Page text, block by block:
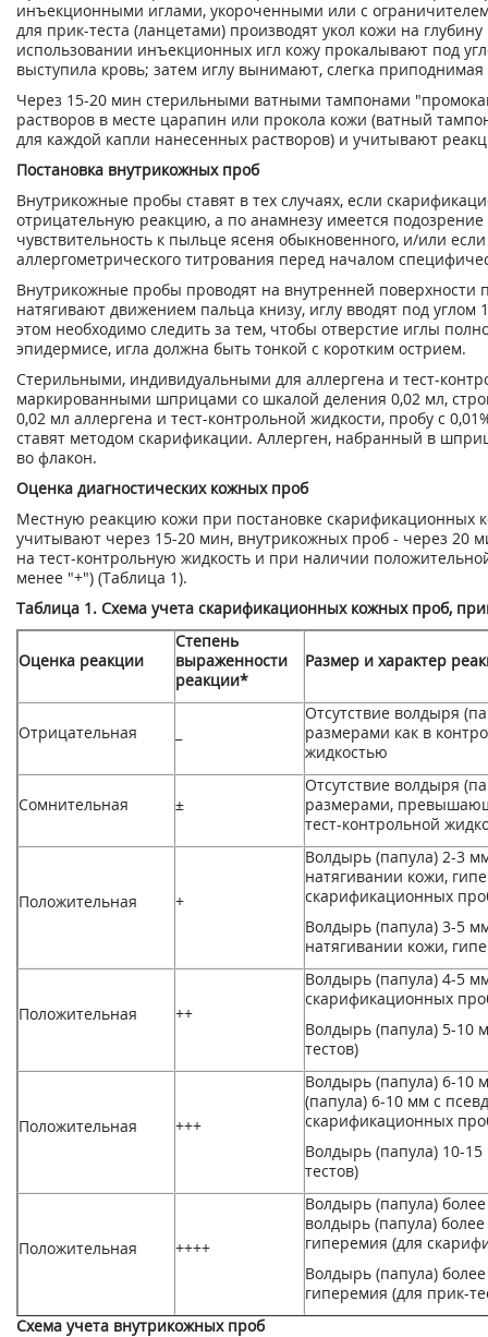
инъекционными иглами, укороченными или с
для прик-теста (ланцетами) производят укол кожи на
использовании инъекционных игл кожу прокалывают под
выступила кровь; затем иглу вынимают, слегка приподнимая
Через 15-20 мин стерильными ватными тампонами
растворов в месте царапин или прокола кожи (ватный
для каждой капли нанесенных растворов) и учитывают
Постановка внутрикожных проб
Внутрикожные пробы ставят в тех случаях, если
отрицательную реакцию, а по анамнезу имеется
чувствительность к пыльце ясеня обыкновенного, и/или
аллергометрического титрования перед началом
Внутрикожные пробы проводят на внутренней поверхности
натягивают движением пальца книзу, иглу вводят под углом
этом необходимо следить за тем, чтобы отверстие иглы
эпидермисе, игла должна быть тонкой с коротким острием.
Стерильными, индивидуальными для аллергена и тест-
маркированными шприцами со шкалой деления 0,02 мл,
0,02 мл аллергена и тест-контрольной жидкости, пробу с
ставят методом скарификации. Аллерген, набранный в
во флакон.
Оценка диагностических кожных проб
Местную реакцию кожи при постановке скарификационных
учитывают через 15-20 мин, внутрикожных проб - через 20
на тест-контрольную жидкость и при наличии
менее "+") (Таблица 1).
Таблица 1. Схема учета скарификационных кожных проб,
Оценка реакции
Степень
выраженности
реакции*
Размер и характер
Отрицательная
Отсутствие волдыря
размерами как в
жидкостью
Сомнительная ±
Отсутствие волдыря
размерами,
тест-контрольной
Положительная +
Волдырь (папула) 2-3
натягивании кожи,
скарификационных
Волдырь (папула) 3-5
натягивании кожи,
Положительная ++
Волдырь (папула) 4-5
скарификационных
Волдырь (папула) 5-10
тестов)
Положительная +++
Волдырь (папула) 6-10
(папула) 6-10 мм с
скарификационных
Волдырь (папула) 10-
тестов)
Положительная ++++
Волдырь (папула)
волдырь (папула)
гиперемия (для
Волдырь (папула)
гиперемия (для прик-
Схема учета внутрикожных проб